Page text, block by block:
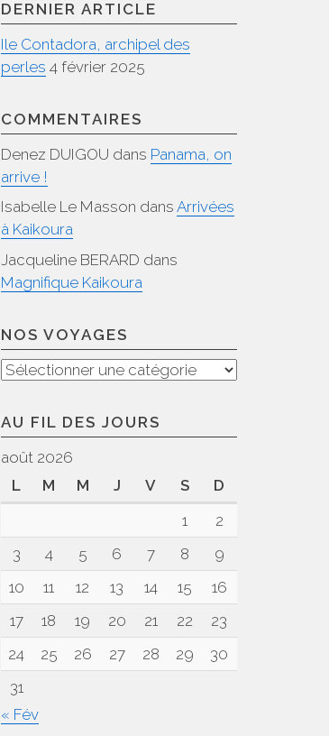
DERNIER ARTICLE
Ile Contadora, archipel des
perles 4 février 2025
COMMENTAIRES
Denez DUIGOU dans Panama, on
arrive !
Isabelle Le Masson dans Arrivées
à Kaikoura
Jacqueline BERARD dans
Magnifique Kaikoura
NOS VOYAGES
Nos
AU FIL DES JOURS
août 2026
L
M M J V S
D
1
2
3
4 5 6 7 8
9
10
11 12 13 14 15
16
17
18 19 20 21 22
23
24
25 26 27 28 29
30
31
« Fév